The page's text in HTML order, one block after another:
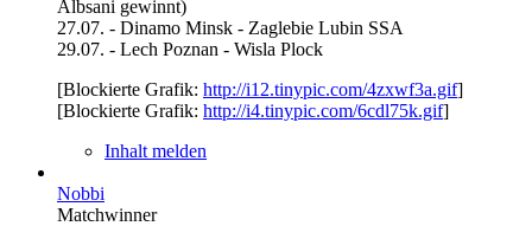
Albsani gewinnt)
27.07. - Dinamo Minsk - Zaglebie Lubin SSA
29.07. - Lech Poznan - Wisla Plock
[Blockierte Grafik: http://i12.tinypic.com/4zxwf3a.gif]
[Blockierte Grafik: http://i4.tinypic.com/6cdl75k.gif]
Inhalt melden
Nobbi
Matchwinner